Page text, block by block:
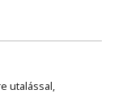
utalással,